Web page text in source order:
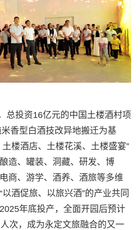
总投资16亿元的中国土楼酒村项
香型白酒技改异地搬迁为基
楼酒店、土楼花溪、土楼盛宴”
造、罐装、洞藏、研发、博
商、游学、酒养、酒旅等多维
酒促旅、以旅兴酒”的产业共同
年底投产，全面开园后预计
次，成为永定文旅融合的又一